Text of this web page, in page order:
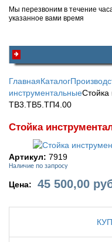
Мы перезвоним в течение
указанное вами время
ГлавнаяКаталог
инструментальныеСтойка
ТВ3.ТВ5.ТП4.00
Стойка
Артикул: 7919
Наличие по запросу
Цена: 45 500,00